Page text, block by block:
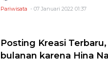
Pariwisata - 07 Januari 2022 01:37
Posting Kreasi
bulanan karena Hina